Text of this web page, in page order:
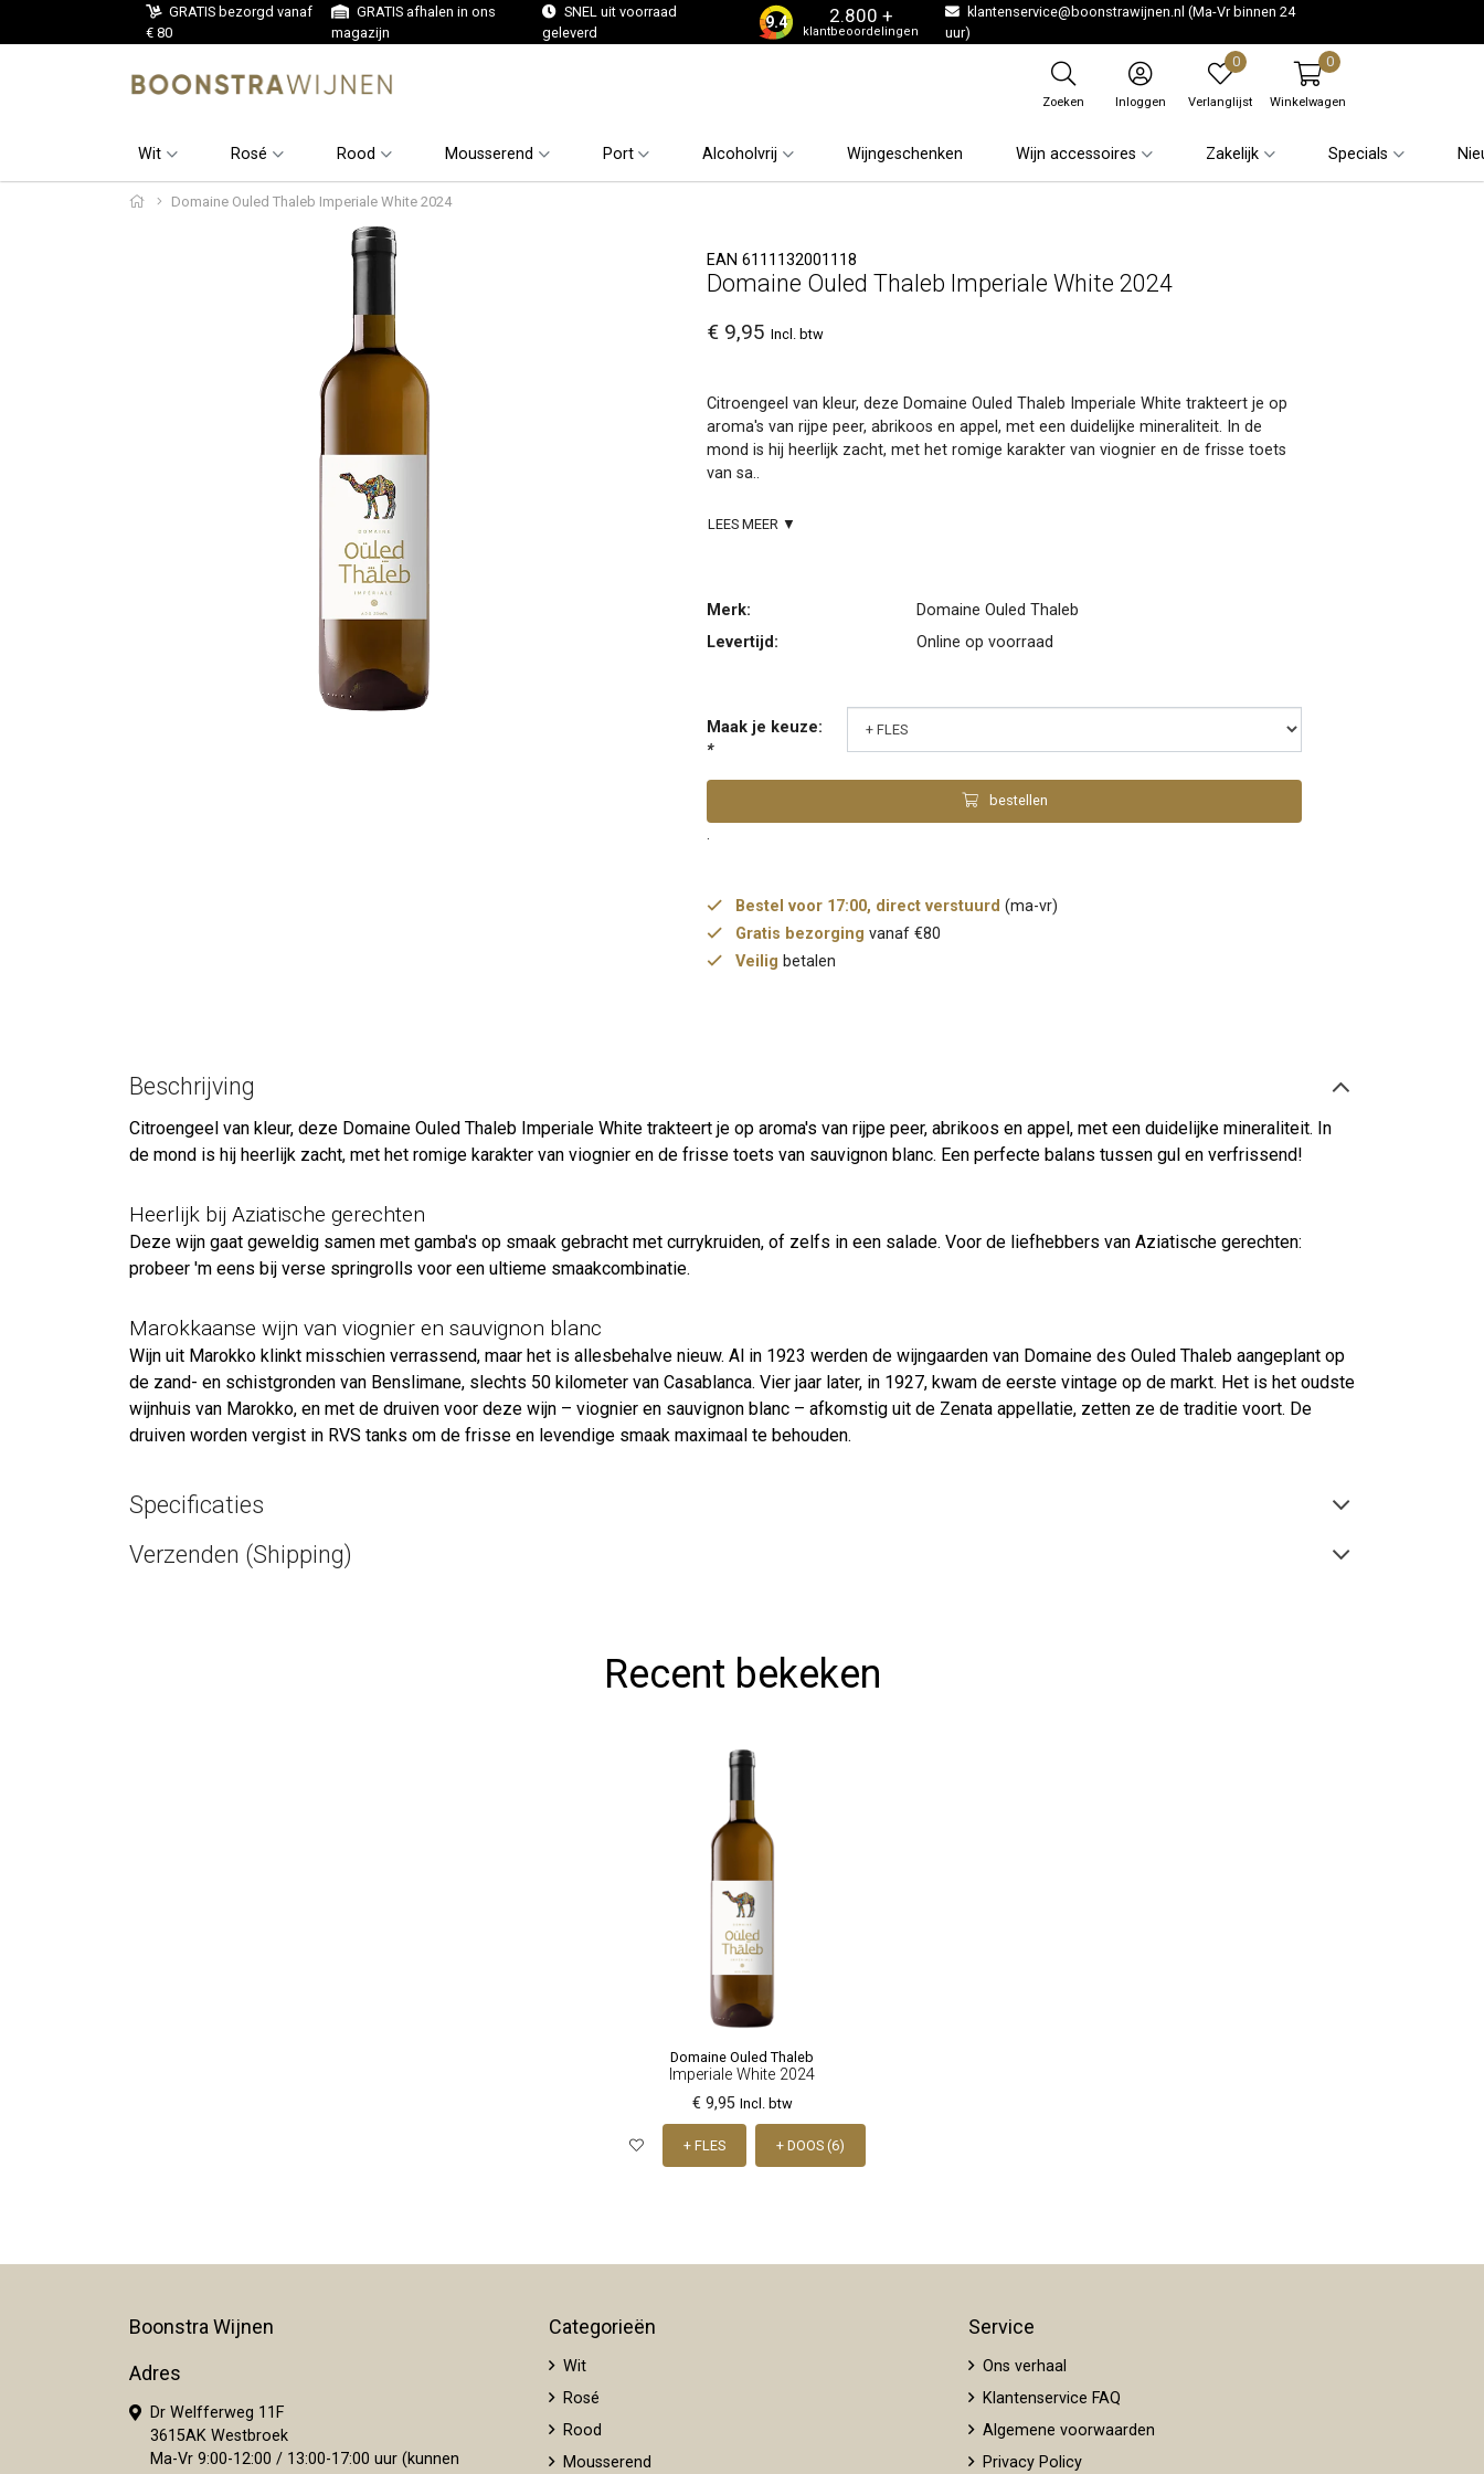
GRATIS bezorgd vanaf
€ 80
GRATIS afhalen in ons
magazijn
SNEL uit voorraad
geleverd
9.4 2.800 +
klantbeoordelingen
klantenservice@boonstrawijnen.nl (Ma-Vr binnen 24
uur)
Zoeken Inloggen
0
Verlanglijst
0
Winkelwagen
Wit Rosé Rood Mousserend Port Alcoholvrij Wijngeschenken Wijn accessoires Zakelijk Specials
Domaine Ouled Thaleb Imperiale White 2024
EAN 6111132001118
Domaine Ouled Thaleb Imperiale White 2024
€ 9,95 Incl. btw
Citroengeel van kleur, deze Domaine Ouled Thaleb Imperiale White trakteert je op
aroma's van rijpe peer, abrikoos en appel, met een duidelijke mineraliteit. In de
mond is hij heerlijk zacht, met het romige karakter van viognier en de frisse toets
van sa..
LEES MEER ▼
Merk:
Domaine Ouled Thaleb
Levertijd:
Online op voorraad
Maak je keuze:
*
bestellen
.
Bestel voor 17:00, direct verstuurd (ma-vr)
Gratis bezorging vanaf €80
Veilig betalen
Beschrijving
Citroengeel van kleur, deze Domaine Ouled Thaleb Imperiale White trakteert je op aroma's van rijpe peer, abrikoos en appel, met een duidelijke mineraliteit. In
de mond is hij heerlijk zacht, met het romige karakter van viognier en de frisse toets van sauvignon blanc. Een perfecte balans tussen gul en verfrissend!
Heerlijk bij Aziatische gerechten
Deze wijn gaat geweldig samen met gamba's op smaak gebracht met currykruiden, of zelfs in een salade. Voor de liefhebbers van Aziatische gerechten:
probeer 'm eens bij verse springrolls voor een ultieme smaakcombinatie.
Marokkaanse wijn van viognier en sauvignon blanc
Wijn uit Marokko klinkt misschien verrassend, maar het is allesbehalve nieuw. Al in 1923 werden de wijngaarden van Domaine des Ouled Thaleb aangeplant op
de zand- en schistgronden van Benslimane, slechts 50 kilometer van Casablanca. Vier jaar later, in 1927, kwam de eerste vintage op de markt. Het is het oudste
wijnhuis van Marokko, en met de druiven voor deze wijn – viognier en sauvignon blanc – afkomstig uit de Zenata appellatie, zetten ze de traditie voort. De
druiven worden vergist in RVS tanks om de frisse en levendige smaak maximaal te behouden.
Specificaties
Verzenden (Shipping)
Recent bekeken
Domaine Ouled Thaleb
Imperiale White 2024
€ 9,95 Incl. btw
+ FLES + DOOS (6)
Boonstra Wijnen
Adres
Dr Welfferweg 11F
3615AK Westbroek
Ma-Vr 9:00-12:00 / 13:00-17:00 uur (kunnen
Categorieën
Wit
Rosé
Rood
Mousserend
Service
Ons verhaal
Klantenservice FAQ
Algemene voorwaarden
Privacy Policy